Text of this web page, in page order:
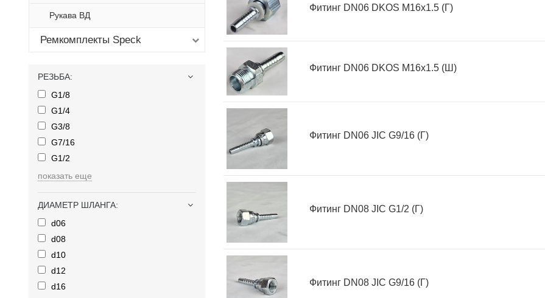
Рукава ВД
Ремкомплекты Speck
РЕЗЬБА:
G1/8
G1/4
G3/8
G7/16
G1/2
показать еще
ДИАМЕТР ШЛАНГА:
d06
d08
d10
d12
d16
Фитинг DN06 DKOS M16x1.5 (Г)
Фитинг DN06 DKOS M16x1.5 (Ш)
Фитинг DN06 JIC G9/16 (Г)
Фитинг DN08 JIC G1/2 (Г)
Фитинг DN08 JIC G9/16 (Г)